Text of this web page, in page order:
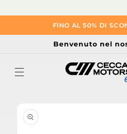
FINO AL 50% DI
Vai
direttamente
ai contenuti
Benvenuto nel
informazioni
sul prodotto